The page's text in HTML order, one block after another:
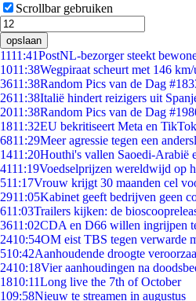
Scrollbar gebruiken
opslaan
1111:41PostNL-bezorger steekt
1011:38Wegpiraat scheurt met 146
3611:38Random Pics van de Dag
2611:38Italië hindert reizigers uit
2011:38Random Pics van de Dag
1811:32EU bekritiseert Meta en
6811:29Meer agressie tegen een
1411:20Houthi's vallen Saoedi-Arabië
4111:19Voedselprijzen wereldwijd op
511:17Vrouw krijgt 30 maanden cel
2911:05Kabinet geeft bedrijven geen
611:03Trailers kijken: de
3611:02CDA en D66 willen ingrijpen
2410:54OM eist TBS tegen verwarde
510:42Aanhoudende droogte
2410:18Vier aanhoudingen na
1810:11Long live the 7th of October
109:58Nieuw te streamen in augustus